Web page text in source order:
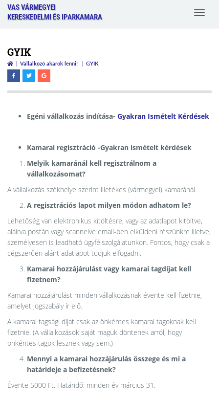
VAS VÁRMEGYEI
KERESKEDELMI ÉS IPARKAMARA
Toggle
GYIK
Vállalkozó akarok lenni! GYIK
Egéni vállalkozás indítása- Gyakran Ismételt Kérdések
Kamarai regisztráció -Gyakran ismételt kérdések
Melyik kamaránál kell regisztrálnom a
vállalkozásomat?
A vállalkozás székhelye szerint illetékes (vármegyei) kamaránál.
A regisztrációs lapot milyen módon adhatom le?
Lehetőség van elektronikus kitöltésre, vagy az adatlapot kitöltve,
aláírva postán vagy scannelve email-ben elküldeni részünkre illetve,
személyesen is leadható ügyfélszolgálatunkon. Fontos, hogy csak a
cégszerűen aláírt adatlapot tudjuk elfogadni.
Kamarai hozzájárulást vagy kamarai tagdíjat kell
fizetnem?
Kamarai hozzájárulást minden vállalkozásnak évente kell fizetnie,
amelyet jogszabály ír elő.
A kamarai tagsági díjat csak az önkéntes kamarai tagoknak kell
fizetnie. (A vállalkozások saját maguk döntenek arról, hogy
önkéntes tagok lesznek vagy sem.)
Mennyi a kamarai hozzájárulás összege és mi a
határideje a befizetésnek?
Évente 5000 Ft. Határidő: minden év március 31.